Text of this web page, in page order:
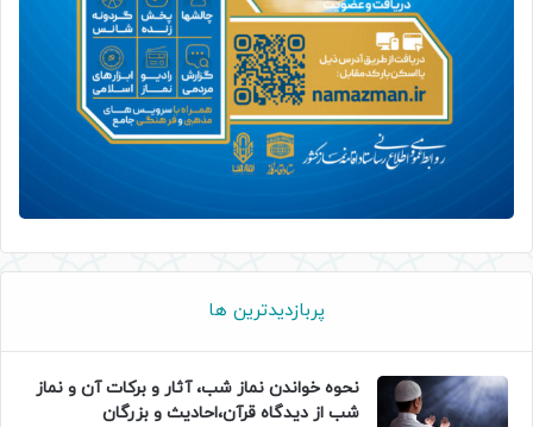
پربازدیدترین ها
نحوه خواندن نماز شب، آثار و برکات آن و نماز
شب از دیدگاه قرآن،احادیث و بزرگان